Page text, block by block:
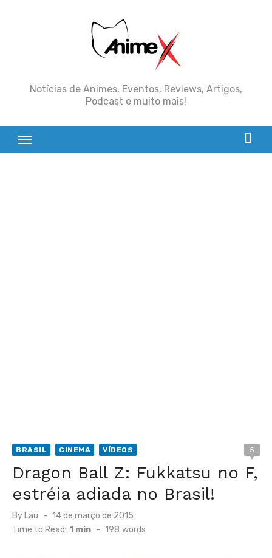
Notícias de Animes, Eventos, Reviews, Artigos,
Podcast e muito mais!
BRASIL CINEMA VÍDEOS 5
Dragon Ball Z: Fukkatsu no F,
estréia adiada no Brasil!
By Lau
Posted
on
14 de março de 2015
Time to Read: 1 min - 198 words